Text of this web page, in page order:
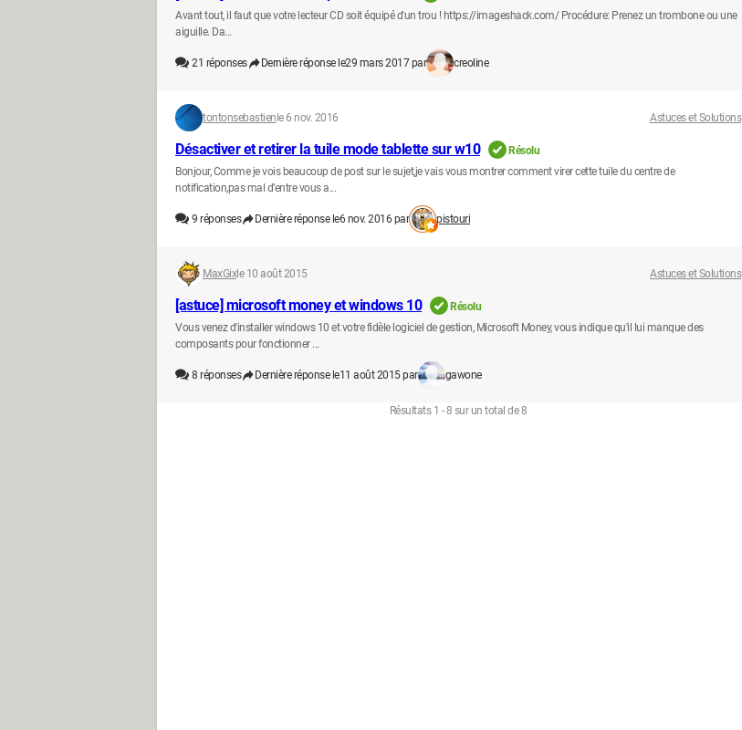
Avant tout, il faut que votre lecteur CD soit équipé d'un trou ! https://imageshack.com/ Procédure: Prenez un trombone ou une
aiguille. Da...
21 réponses Dernière réponse le29 mars 2017 par creoline
tontonsebastien le 6 nov. 2016 Astuces et Solutions
Désactiver et retirer la tuile mode tablette sur w10
Résolu
Bonjour, Comme je vois beaucoup de post sur le sujet,je vais vous montrer comment virer cette tuile du centre de
notification,pas mal d’entre vous a...
9 réponses Dernière réponse le6 nov. 2016 par pistouri
MaxGixle 10 août 2015 Astuces et Solutions
[astuce] microsoft money et windows 10
Résolu
Vous venez d'installer windows 10 et votre fidèle logiciel de gestion, Microsoft Money, vous indique qu'il lui manque des
composants pour fonctionner ...
8 réponses Dernière réponse le11 août 2015 par gawone
Résultats 1 - 8 sur un total de 8